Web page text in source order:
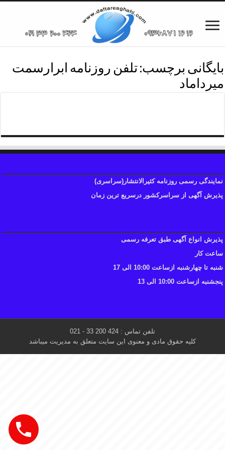
بایگانی برچسب:تلفن روزنامه ابرارسمت
میرداماد
نمایندگی رسمی روزنامه کثیرالانتشار(سراسری)
پذیرش آگهی از سراسرکشور درسریع ترین زمان
پذیرش انواع آگهی طبق تعرفه رسمی
ساعت کار
شنبه تا چهارشنبه ازساعت 10:00 الی 17
پنجشنبه ازساعت 10:00 الی 13
تلفن تماس : 424 200 33 - 021
کلیه حقوق مادی و معنوی این سایت متعلق به مدیریت میباشد